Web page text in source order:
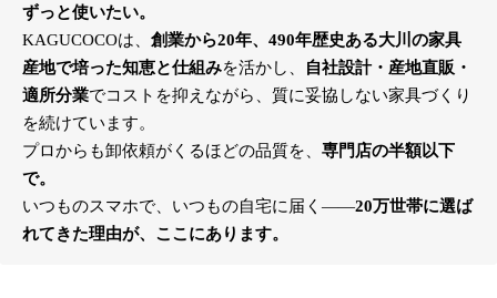
ずっと使いたい。
KAGUCOCOは、 創業から20年、490年歴史ある大川の家具
産地で培った知恵と仕組みを活かし、
自社設計・産地直販・
適所分業でコストを抑えながら、質に妥協しない家具づくり
を続けています。
プロからも卸依頼がくるほどの品質を、 専門店の半額以下
で。
いつものスマホで、いつもの自宅に届く――20万世帯に選ば
れてきた理由が、ここにあります。